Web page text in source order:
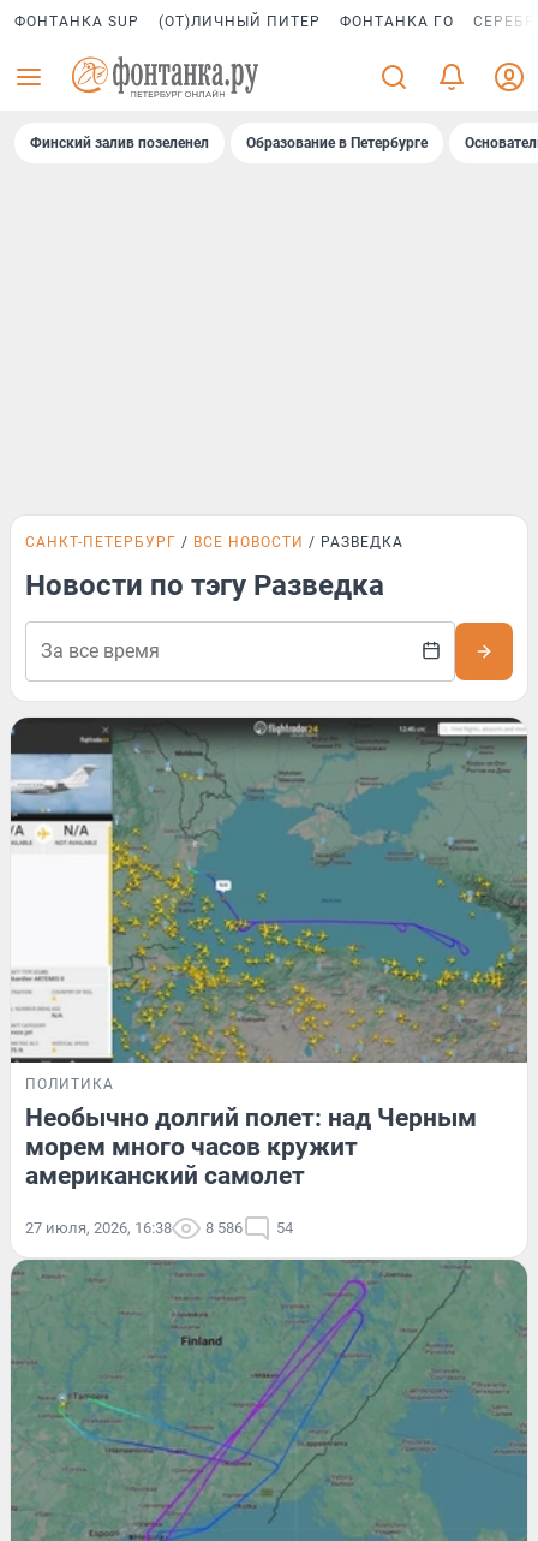
ФОНТАНКА SUP (ОТ)ЛИЧНЫЙ ПИТЕР ФОНТАНКА ГО
Финский залив позеленел Образование в Петербурге
САНКТ-ПЕТЕРБУРГ ВСЕ НОВОСТИ РАЗВЕДКА
Новости по тэгу Разведка
ПОЛИТИКА
Необычно долгий полет: над Черным
морем много часов кружит
американский самолет
27 июля, 2026, 16:38 8 586 54